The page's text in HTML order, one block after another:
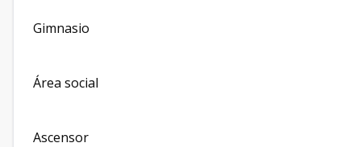
Gimnasio
Área social
Ascensor